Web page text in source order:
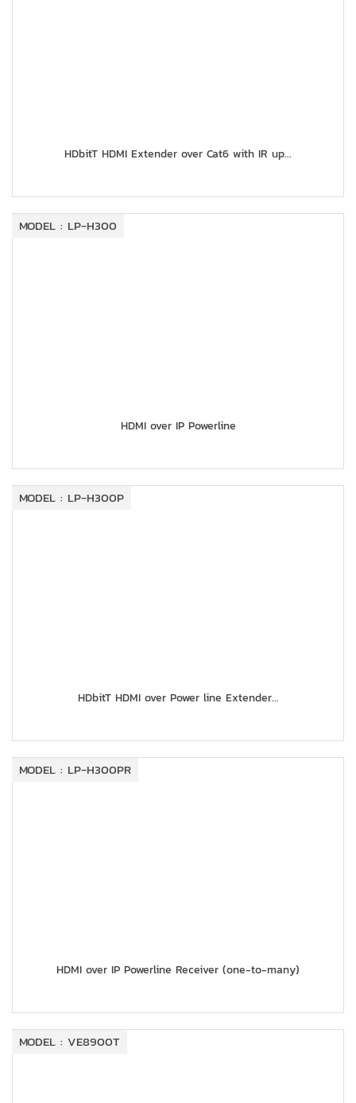
HDbitT HDMI Extender over Cat6 with IR up...
MODEL : LP-H300
HDMI over IP Powerline
MODEL : LP-H300P
HDbitT HDMI over Power line Extender...
MODEL : LP-H300PR
HDMI over IP Powerline Receiver (one-to-many)
MODEL : VE8900T